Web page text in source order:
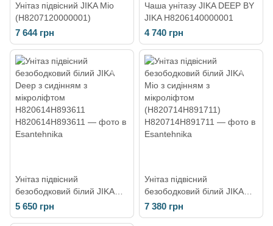
Унітаз підвісний JIKA Mio
(H8207120000001)
7 644 грн
Чаша унітазу JIKA DEEP BY
JIKA H8206140000001
4 740 грн
Унітаз підвісний
безободковий білий JIKA
Deep з сидінням з
мікроліфтом
5 650 грн
Унітаз підвісний
безободковий білий JIKA
Mio з сидінням з
мікроліфтом
7 380 грн